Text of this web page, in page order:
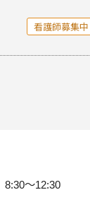
看護師募集中
～12:30